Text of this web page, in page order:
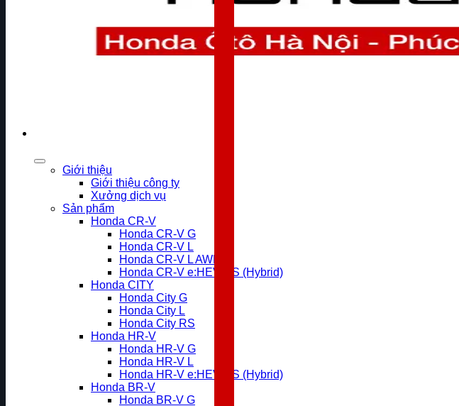
Giới thiệu
Giới thiệu công ty
Xưởng dịch vụ
Sản phẩm
Honda CR-V
Honda CR-V G
Honda CR-V L
Honda CR-V L AWD
Honda CR-V e:HEV RS (Hybrid)
Honda CITY
Honda City G
Honda City L
Honda City RS
Honda HR-V
Honda HR-V G
Honda HR-V L
Honda HR-V e:HEV RS (Hybrid)
Honda BR-V
Honda BR-V G